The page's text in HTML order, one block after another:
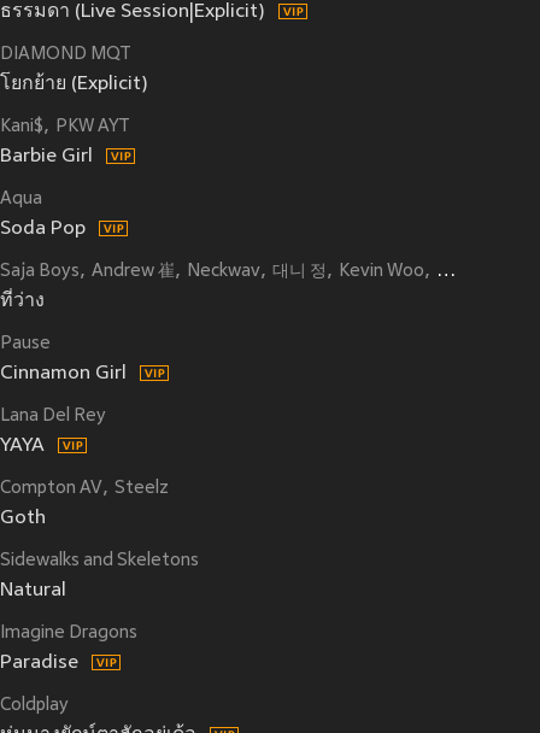
ธรรมดา (Live Session|Explicit)
DIAMOND MQT
โยกย้าย (Explicit)
Kani$ PKW AYT
Barbie Girl
Aqua
Soda Pop
Saja Boys Andrew 崔 Neckwav 대니 정 Kevin Woo samUIL Lee
ที่ว่าง
Pause
Cinnamon Girl
Lana Del Rey
YAYA
Compton AV Steelz
Goth
Sidewalks and Skeletons
Natural
Imagine Dragons
Paradise
Coldplay